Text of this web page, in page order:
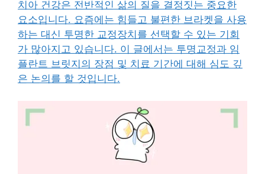
치아 건강은 전반적인 삶의 질을 결정짓는 중요한
요소입니다. 요즘에는 힘들고 불편한 브라켓을 사용
하는 대신 투명한 교정장치를 선택할 수 있는 기회
가 많아지고 있습니다. 이 글에서는 투명교정과 임
플란트 브릿지의 장점 및 치료 기간에 대해 심도 깊
은 논의를 할 것입니다.